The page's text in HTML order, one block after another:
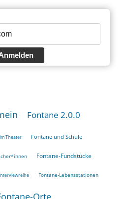
Fontane 2.0.0
Theater Fontane und Schule
Fontane-Fundstücke
Fontane-Lebensstationen
Orte